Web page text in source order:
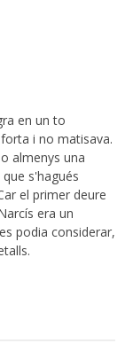
en un to
i no matisava.
almenys una
s'hagués
el primer deure
era un
podia considerar,